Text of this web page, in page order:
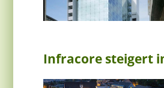
Infracore steigert